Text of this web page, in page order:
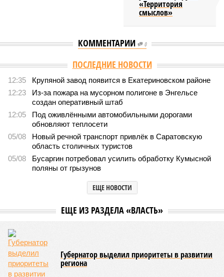
«Территория
смыслов»
КОММЕНТАРИИ 0
ПОСЛЕДНИЕ НОВОСТИ
12:35
Крупяной завод появится в Екатериновском районе
12:23
Из-за пожара на мусорном полигоне в Энгельсе
создан оперативный штаб
12:05
Под оживлёнными автомобильными дорогами
обновляют теплосети
05/08
Новый речной транспорт привлёк в Саратовскую
область столичных туристов
05/08
Бусаргин потребовал усилить обработку Кумысной
поляны от грызунов
ЕЩЕ НОВОСТИ
ЕЩЕ ИЗ РАЗДЕЛА «ВЛАСТЬ»
Губернатор выделил приоритеты в развитии
региона